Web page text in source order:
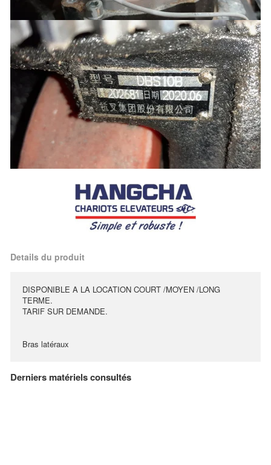
Details du produit
DISPONIBLE A LA LOCATION COURT /MOYEN /LONG
TERME.
TARIF SUR DEMANDE.
Bras latéraux
Derniers matériels consultés